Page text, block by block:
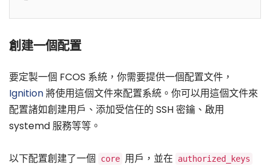
創建一個配置
要定製一個 FCOS 系統，你需要提供一個配置文件，
Ignition將使用這個文件來配置系統。你可以用這個文件來
配置諸如創建用戶、添加受信任的 SSH 密鑰、啟用
systemd 服務等等。
以下配置創建了一個 core 用戶，並在 authorized_keys